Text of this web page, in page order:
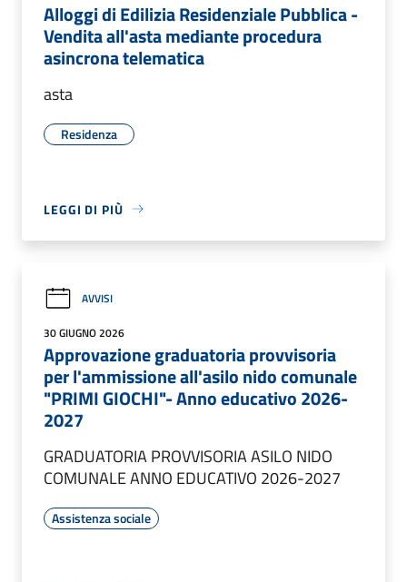
Alloggi di Edilizia Residenziale Pubblica -
Vendita all'asta mediante procedura
asincrona telematica
asta
Residenza
LEGGI DI PIÙ
AVVISI
30 GIUGNO 2026
Approvazione graduatoria provvisoria
per l'ammissione all'asilo nido comunale
"PRIMI GIOCHI"- Anno educativo 2026-
2027
GRADUATORIA PROVVISORIA ASILO NIDO
COMUNALE ANNO EDUCATIVO 2026-2027
Assistenza sociale